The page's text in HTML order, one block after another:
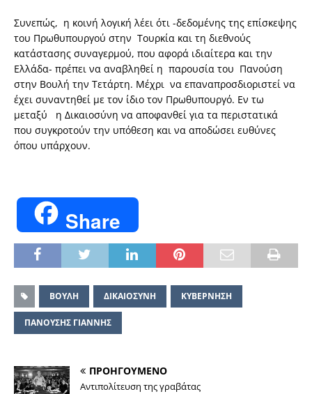
Συνεπώς, η κοινή λογική λέει ότι -δεδομένης της επίσκεψης
του Πρωθυπουργού στην Τουρκία και τη διεθνούς
κατάστασης συναγερμού, που αφορά ιδιαίτερα και την
Ελλάδα- πρέπει να αναβληθεί η παρουσία του Πανούση
στην Βουλή την Τετάρτη. Μέχρι να επαναπροσδιοριστεί να
έχει συναντηθεί με τον ίδιο τον Πρωθυπουργό. Εν τω
μεταξύ η Δικαιοσύνη να αποφανθεί για τα περιστατικά
που συγκροτούν την υπόθεση και να αποδώσει ευθύνες
όπου υπάρχουν.
Share
ΒΟΥΛΗ ΔΙΚΑΙΟΣΥΝΗ ΚΥΒΕΡΝΗΣΗ
ΠΑΝΟΥΣΗΣ ΓΙΑΝΝΗΣ
ΠΡΟΗΓΟΥΜΕΝΟ
Aντιπολίτευση της γραβάτας